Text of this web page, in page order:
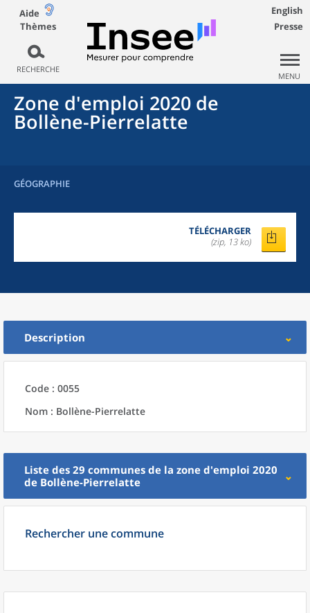
Aide
Thèmes
RECHERCHE
English
Presse
MENU
Zone d'emploi 2020 de
Bollène-Pierrelatte
GÉOGRAPHIE
TÉLÉCHARGER
(zip, 13 ko)
Description
Code : 0055
Nom : Bollène-Pierrelatte
Liste des 29 communes de la zone d'emploi 2020
de Bollène-Pierrelatte
Rechercher une commune